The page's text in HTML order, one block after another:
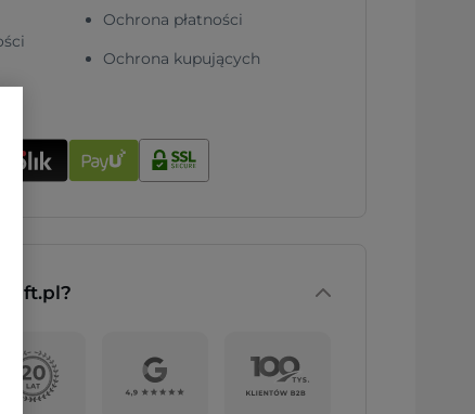
Ochrona płatności
Ochrona kupujących